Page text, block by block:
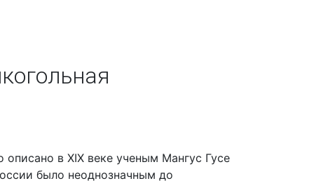
в XIX веке ученым Мангус Гусе
было неоднозначным до